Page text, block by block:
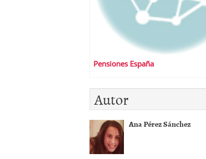
Pensiones España
Autor
Ana Pérez Sánchez